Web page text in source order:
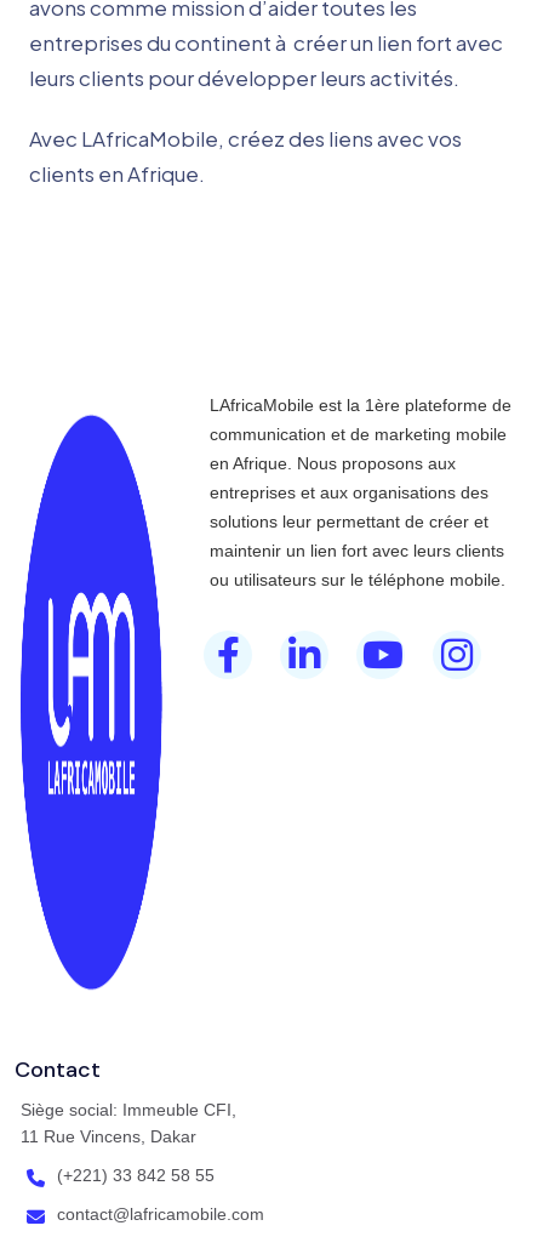
avons comme mission d’aider toutes les
entreprises du continent à créer un lien fort avec
leurs clients pour développer leurs activités.
Avec LAfricaMobile, créez des liens avec vos
clients en Afrique.
LAfricaMobile est la 1ère plateforme de
communication et de marketing mobile
en Afrique. Nous proposons aux
entreprises et aux organisations des
solutions leur permettant de créer et
maintenir un lien fort avec leurs clients
ou utilisateurs sur le téléphone mobile.
Contact
Siège social: Immeuble CFI,
11 Rue Vincens, Dakar
(+221) 33 842 58 55
contact@lafricamobile.com